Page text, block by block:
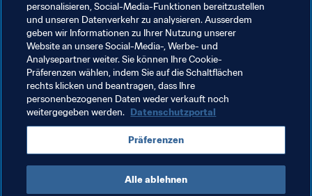
erzielt die FIFA grundlegende Einnahmen für die
weltweite Unterstützung und Förderung des Fussballs,
beispielsweise über das FIFA-Forward-
Entwicklungsprogramm und das FIFA-Programm zur
Frauenförderung.
Verwandte Themen
Kommerziell Organisation
personalisieren, Social-Media-Funktionen bereitzustellen
und unseren Datenverkehr zu analysieren. Ausserdem
geben wir Informationen zu Ihrer Nutzung unserer
Website an unsere Social-Media-, Werbe- und
Analysepartner weiter. Sie können Ihre Cookie-
Präferenzen wählen, indem Sie auf die Schaltflächen
rechts klicken und beantragen, dass Ihre
personenbezogenen Daten weder verkauft noch
weitergegeben werden. Datenschutzportal
Präferenzen
Alle ablehnen